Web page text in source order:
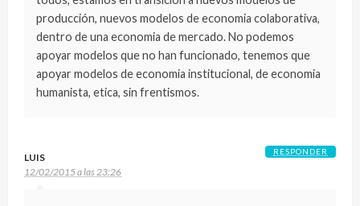
producción, nuevos modelos de economia colaborativa,
dentro de una economia de mercado. No podemos
apoyar modelos que no han funcionado, tenemos que
apoyar modelos de economia institucional, de economia
humanista, etica, sin frentismos.
LUIS
12/02/2015 a las 23:26
RESPONDER